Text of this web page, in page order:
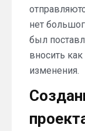
нет
был
вносить
изменения.